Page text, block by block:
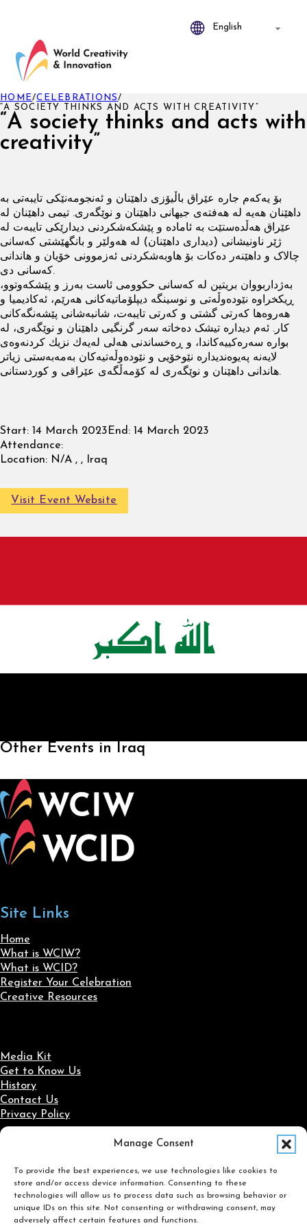
Manage Consent
To provide the best experiences, we use technologies like cookies to
store and/or access device information. Consenting to these
technologies will allow us to process data such as browsing behavior or
unique IDs on this site. Not consenting or withdrawing consent, may
adversely affect certain features and functions.
“A society thinks and acts with
creativity”
HOME/CELEBRATIONS/
“A SOCIETY THINKS AND ACTS WITH CREATIVITY”
بۆ یه‌كه‌م جاره‌ عێراق باڵیۆزی داهێنان و ئه‌نجومه‌نێكی تایبه‌تی به‌
داهێنان هه‌یه‌ له‌ هه‌فته‌ی جیهانی داهێنان و نوێگه‌ری. تیمی داھێنان لە
عێراق هەڵدەستێت بە ئامادە و پێشکەشکردنی دیدارێكی تایبه‌ت له‌
ژێر ناونیشانی (دیداری داهێنان) لە هەولێر و بانگهێشتی کەسانی
چالاک و داهێنەر دەکات بۆ هاوبەشکردنی ئەزموونی خۆیان و هاندانی
کەسانی دی.
بەژداربووان بریتین لە کەسانی حکوومی ئاست بەرز و پێشکەوتوو،
ڕیکخراوە نێوده‌وڵه‌تی و نوسینگه‌ دیپلۆماتیه‌كانی هه‌رێم، ئه‌کادیمیا و
هەروەها کەرتی گشتی و کەرتی تایبەت، شانبه‌شانی پێشه‌نگه‌كانی
كار. ئەم دیداره‌ تیشک دەخاتە سەر گرنگیی داهێنان و نوێگه‌ری، له‌
بواره‌ سەرەکییەکاندا، و ڕه‌خساندنی هه‌لی له‌یه‌ك نزیك كردنه‌وه‌ی
لایه‌نه‌ په‌یوه‌ندیداره‌ نێوخۆیی و نێوده‌وڵه‌تیه‌كان به‌مه‌به‌ستی زیاتر
هاندانی داهێنان و نوێگه‌ری له‌ كۆمه‌ڵگەی عێراقی و كوردستانی.
Start: 14 March 2023 End: 14 March 2023
Attendance:
Location: N/A , , Iraq
Visit Event Website
Other Events in Iraq
Site Links
Home
What is WCIW?
What is WCID?
Register Your Celebration
Creative Resources
Media Kit
Get to Know Us
History
Contact Us
Privacy Policy
Social Media
Follow us on Facebook
Follow us on X
Follow us on LinkedIn
Follow us on Instagram
Search
Search